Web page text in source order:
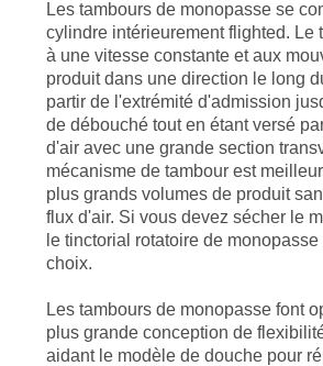
Les tambours de monopasse se
cylindre intérieurement flighted. Le
à une vitesse constante et aux
produit dans une direction le long
partir de l'extrémité d'admission
de débouché tout en étant versé
d'air avec une grande section
mécanisme de tambour est
plus grands volumes de produit
flux d'air. Si vous devez sécher le
le tinctorial rotatoire de monopasse
choix.
Les tambours de monopasse font
plus grande conception de
aidant le modèle de douche pour